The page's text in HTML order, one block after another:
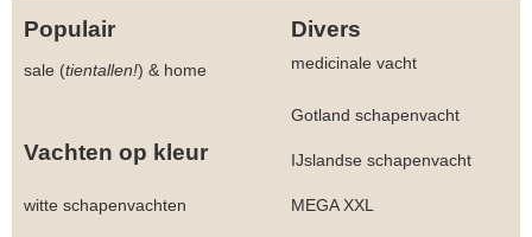
Populair Divers
sale (tientallen!) & home medicinale vacht
Gotland schapenvacht
Vachten op kleur IJslandse schapenvacht
witte schapenvachten MEGA XXL